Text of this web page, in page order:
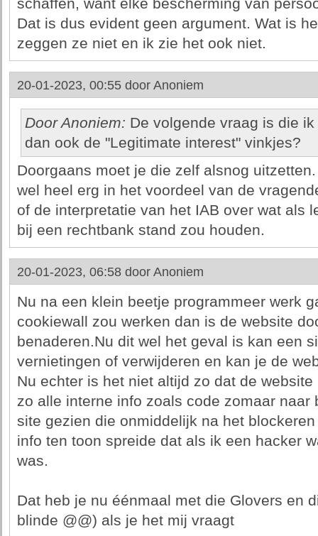
schaffen, want elke bescherming van
Dat is dus evident geen argument. Wat is
zeggen ze niet en ik zie het ook niet.
20-01-2023, 00:55 door Anoniem
Door Anoniem: De volgende vraag is die
dan ook de "Legitimate interest" vinkjes?
Doorgaans moet je die zelf alsnog
wel heel erg in het voordeel van de
of de interpretatie van het IAB over wat als
bij een rechtbank stand zou houden.
20-01-2023, 06:58 door Anoniem
Nu na een klein beetje programmeer werk
cookiewall zou werken dan is de website
benaderen.Nu dit wel het geval is kan een
vernietingen of verwijderen en kan je de
Nu echter is het niet altijd zo dat de
zo alle interne info zoals code zomaar naar
site gezien die onmiddelijk na het
info ten toon spreide dat als ik een hacker
was.
Dat heb je nu éénmaal met die Glovers en
blinde @@) als je het mij vraagt